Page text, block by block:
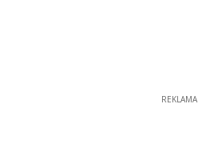
REKLAMA